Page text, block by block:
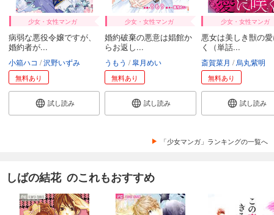
少女・女性マンガ
病弱な悪役令嬢ですが、
婚約者が...
小箱ハコ 沢野いずみ
無料あり
試し読み
少女・女性マンガ
婚約破棄の悪意は娼館か
らお返し...
うもう 皐月めい
無料あり
試し読み
少女・女性マンガ
悪女は美しき獣の
く（単話...
斎賀菜月 烏丸紫明
無料あり
試し読み
「少女マンガ」ランキングの一覧へ
しばの結花 のこれもおすすめ